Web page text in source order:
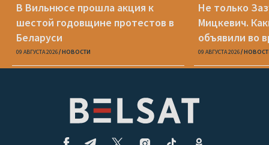
В Вильнюсе прошла акция к
шестой годовщине протестов в
Беларуси
09 АВГУСТА 2026 НОВОСТИ
Не только
Мицкевич.
объявили во
Беларуси»
09 АВГУСТА 2026